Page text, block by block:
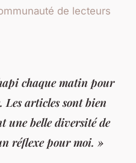
de lecteurs
chaque matin pour
articles sont bien
une belle diversité de
réflexe pour moi. »